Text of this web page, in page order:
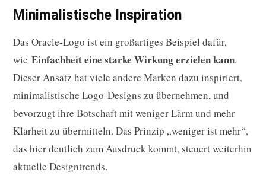
Minimalistische Inspiration
Das Oracle-Logo ist ein großartiges Beispiel dafür,
wie Einfachheit eine starke Wirkung erzielen kann.
Dieser Ansatz hat viele andere Marken dazu inspiriert,
minimalistische Logo-Designs zu übernehmen, und
bevorzugt ihre Botschaft mit weniger Lärm und mehr
Klarheit zu übermitteln. Das Prinzip „weniger ist mehr“,
das hier deutlich zum Ausdruck kommt, steuert weiterhin
aktuelle Designtrends.